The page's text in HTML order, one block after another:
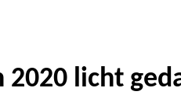
licht